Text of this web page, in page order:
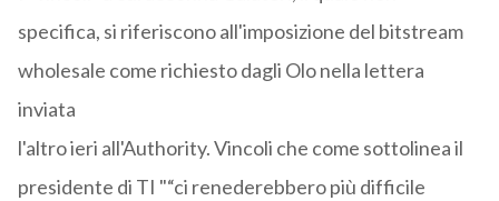
specifica, si riferiscono all'imposizione del bitstream
wholesale come richiesto dagli Olo nella lettera
inviata
l'altro ieri all'Authority. Vincoli che come sottolinea il
presidente di TI "“ci renederebbero più difficile